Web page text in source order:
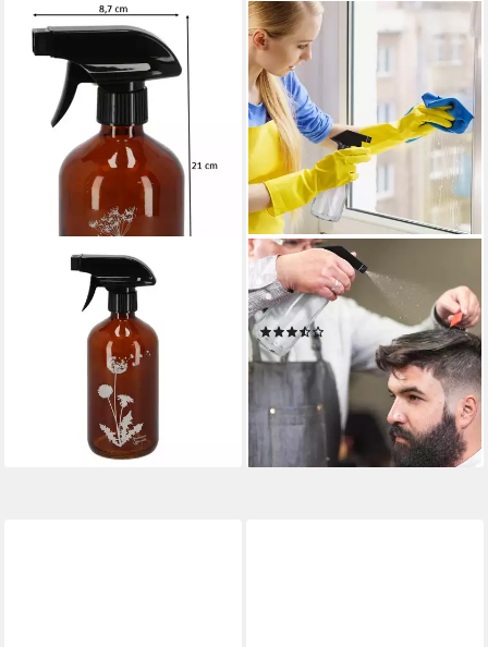
DEKOWUNDER
Zerstäuberflasche
Sprühflaschen Glas 2er Set
0,5 L Grün oder Braun
lieferbar - in 3-4 Werktagen bei dir
RELAXDAYS
Sprühflasche aus Glas 2er
Set, (2er Set, 2-tlg., 2er Set)
13,99 € UVP 29,99 €
-53%
lieferbar - in 2-3 Werktagen bei dir